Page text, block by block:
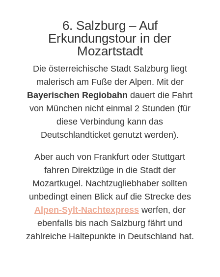
6. Salzburg – Auf
Erkundungstour in der
Mozartstadt
Die österreichische Stadt Salzburg liegt
malerisch am Fuße der Alpen. Mit der
Bayerischen Regiobahn dauert die Fahrt
von München nicht einmal 2 Stunden (für
diese Verbindung kann das
Deutschlandticket genutzt werden).
Aber auch von Frankfurt oder Stuttgart
fahren Direktzüge in die Stadt der
Mozartkugel. Nachtzugliebhaber sollten
unbedingt einen Blick auf die Strecke des
Alpen-Sylt-Nachtexpress werfen, der
ebenfalls bis nach Salzburg fährt und
zahlreiche Haltepunkte in Deutschland hat.